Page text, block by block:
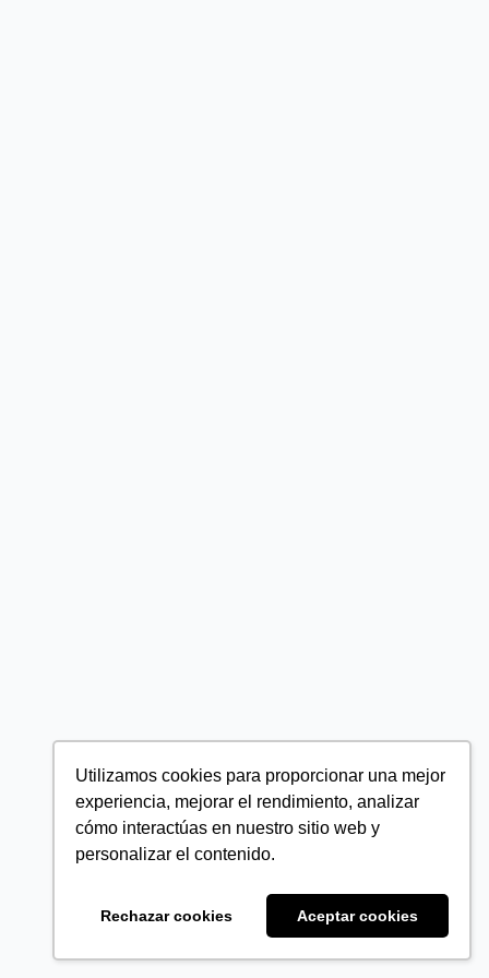
Utilizamos cookies para proporcionar una mejor
experiencia, mejorar el rendimiento, analizar
cómo interactúas en nuestro sitio web y
personalizar el contenido.
Rechazar cookies Aceptar cookies